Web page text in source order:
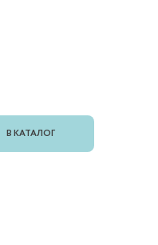
В КАТАЛОГ